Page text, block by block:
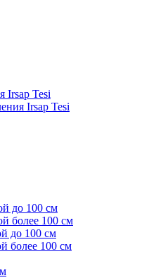
Irsap Tesi
Irsap Tesi
до 100 см
более 100 см
до 100 см
более 100 см